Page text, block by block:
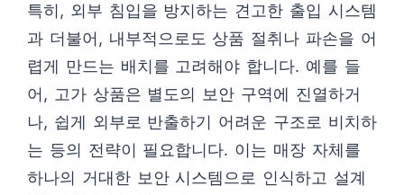
특히, 외부 침입을 방지하는 견고한 출입 시스템
과 더불어, 내부적으로도 상품 절취나 파손을 어
렵게 만드는 배치를 고려해야 합니다. 예를 들
어, 고가 상품은 별도의 보안 구역에 진열하거
나, 쉽게 외부로 반출하기 어려운 구조로 비치하
는 등의 전략이 필요합니다. 이는 매장 자체를
하나의 거대한 보안 시스템으로 인식하고 설계